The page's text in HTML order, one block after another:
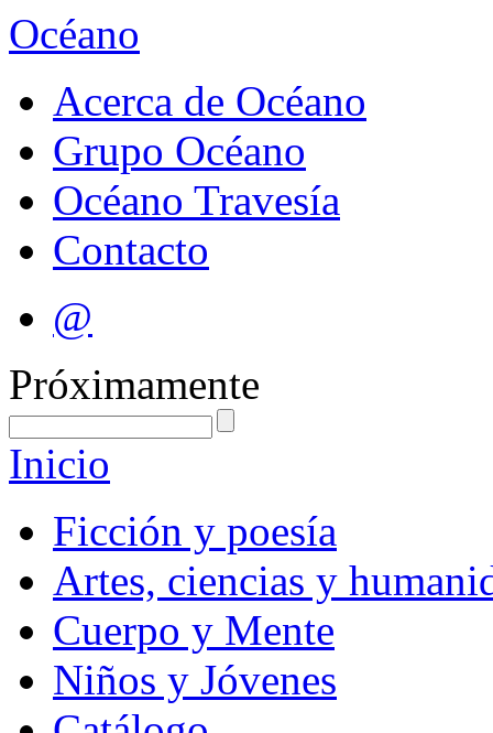
Océano
Acerca de Océano
Grupo Océano
Océano Travesía
Contacto
@
Próximamente
Inicio
Ficción y poesía
Artes, ciencias y
Cuerpo y Mente
Niños y Jóvenes